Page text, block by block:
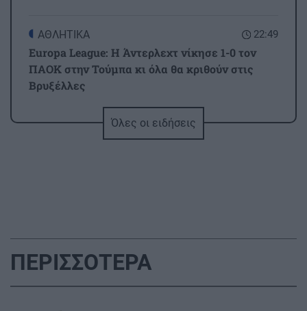
22:49
ΑΘΛΗΤΙΚΑ
Europa League: Η Άντερλεχτ νίκησε 1-0 τον
ΠΑΟΚ στην Τούμπα κι όλα θα κριθούν στις
Βρυξέλλες
FIFA παραμένει σε ισχύ»
22:19
ΑΘΛΗΤΙΚΑ
Όλες οι ειδήσεις
ΠΕΡΙΣΣΟΤΕΡΑ